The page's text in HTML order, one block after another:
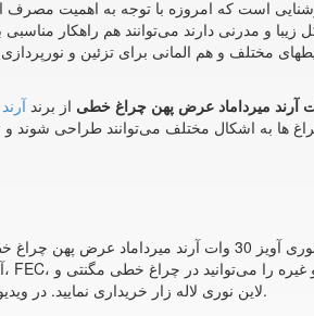
مختلف و هم المانی برای تزئین و
از برندآرند
ها به اشکال مختلف می‌توانند طراحی شوند
از این رو در لاین نوری آویز 30 وات آرند
لاین نوری لاله زار خریداری نمایید.و لاین نوری لاله زار را مشاهده می‌کنید.